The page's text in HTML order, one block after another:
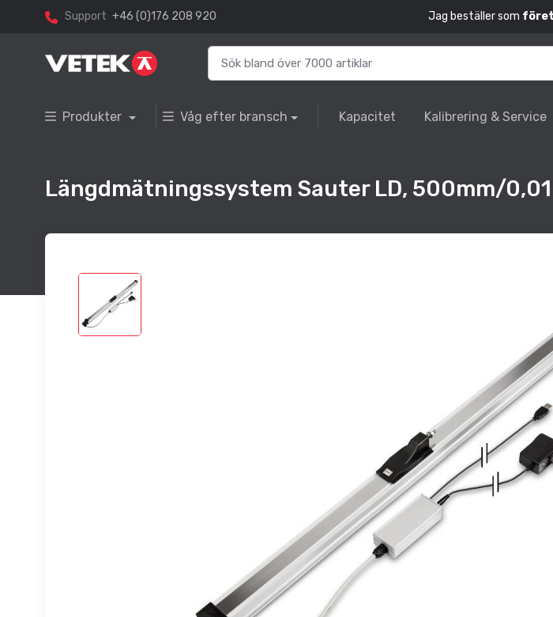
Support +46 (0)176 208 920 Jag beställer som
Produkter Våg efter bransch Kapacitet Kalibrering & Service
Längdmätningssystem Sauter LD, 500mm/